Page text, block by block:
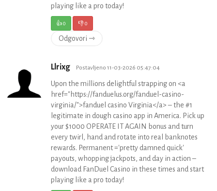
playing like a pro today!
👍0 👎0
Odgovori ⇾
Llrixg Postavljeno 11-03-2026 05:47:04
Upon the millions delightful strapping on <a
href="https://fanduelus.org/fanduel-casino-
virginia/">fanduel casino Virginia</a> – the #1
legitimate in dough casino app in America. Pick up
your $1000 OPERATE IT AGAIN bonus and turn
every twirl, hand and rotate into real banknotes
rewards. Permanent ='pretty damned quick'
payouts, whopping jackpots, and day in action –
download FanDuel Casino in these times and start
playing like a pro today!